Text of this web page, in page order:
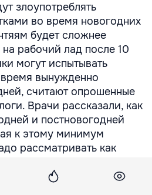
злоупотреблять
во время новогодних
будет сложнее
на рабочий лад после 10
могут испытывать
вынужденно
считают опрошенные
Врачи рассказали, как
и постновогодней
к этому минимум
рассматривать как
...